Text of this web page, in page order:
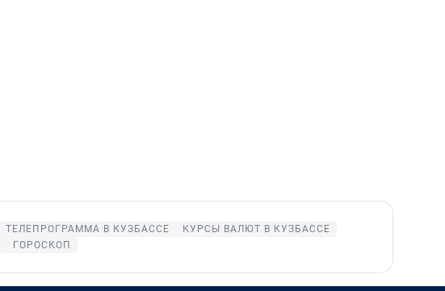
ТЕЛЕПРОГРАММА В КУЗБАССЕ
КУРСЫ ВАЛЮТ В КУЗБАССЕ
ГОРОСКОП